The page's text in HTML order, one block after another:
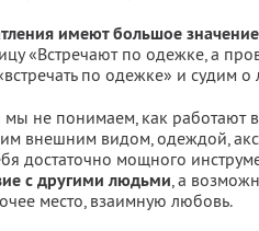
имеют большое
«Встречают по одежке, а
по одежке» и судим
мы не понимаем, как работают
внешним видом, одеждой,
достаточно мощного
с другими людьми, а
место, взаимную любовь.